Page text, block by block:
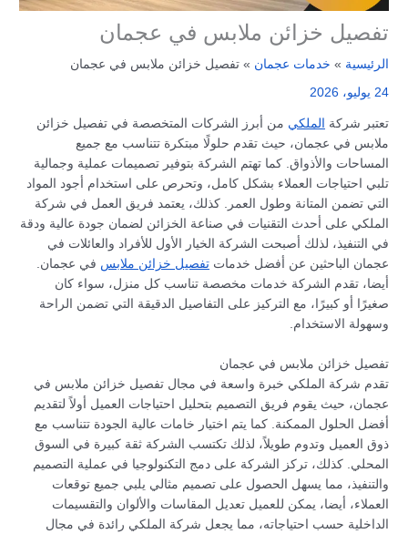
تفصيل خزائن ملابس في عجمان
الرئيسية خدمات عجمان تفصيل خزائن ملابس في عجمان
24 يوليو، 2026
تعتبر شركة الملكي من أبرز الشركات المتخصصة في تفصيل خزائن
ملابس في عجمان، حيث تقدم حلولًا مبتكرة تتناسب مع جميع
المساحات والأذواق. كما تهتم الشركة بتوفير تصميمات عملية وجمالية
تلبي احتياجات العملاء بشكل كامل، وتحرص على استخدام أجود المواد
التي تضمن المتانة وطول العمر. كذلك، يعتمد فريق العمل في شركة
الملكي على أحدث التقنيات في صناعة الخزائن لضمان جودة عالية ودقة
في التنفيذ، لذلك أصبحت الشركة الخيار الأول للأفراد والعائلات في
عجمان الباحثين عن أفضل خدماتتفصيل خزائن ملابس في عجمان.
أيضا، تقدم الشركة خدمات مخصصة تناسب كل منزل، سواء كان
صغيرًا أو كبيرًا، مع التركيز على التفاصيل الدقيقة التي تضمن الراحة
وسهولة الاستخدام.
تفصيل خزائن ملابس في عجمان
تقدم شركة الملكي خبرة واسعة في مجال تفصيل خزائن ملابس في
عجمان، حيث يقوم فريق التصميم بتحليل احتياجات العميل أولاً لتقديم
أفضل الحلول الممكنة. كما يتم اختيار خامات عالية الجودة تتناسب مع
ذوق العميل وتدوم طويلاً، لذلك تكتسب الشركة ثقة كبيرة في السوق
المحلي. كذلك، تركز الشركة على دمج التكنولوجيا في عملية التصميم
والتنفيذ، مما يسهل الحصول على تصميم مثالي يلبي جميع توقعات
العملاء، أيضا، يمكن للعميل تعديل المقاسات والألوان والتقسيمات
الداخلية حسب احتياجاته، مما يجعل شركة الملكي رائدة في مجال